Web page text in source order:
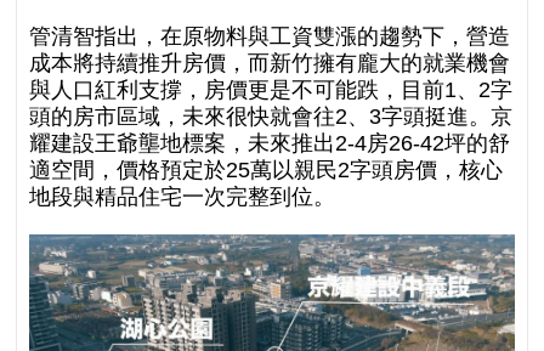
管清智指出，在原物料與工資雙漲的趨勢下，營造
成本將持續推升房價，而新竹擁有龐大的就業機會
與人口紅利支撐，房價更是不可能跌，目前1、2字
頭的房市區域，未來很快就會往2、3字頭挺進。京
耀建設王爺壟地標案，未來推出2-4房26-42坪的舒
適空間，價格預定於25萬以親民2字頭房價，核心
地段與精品住宅一次完整到位。